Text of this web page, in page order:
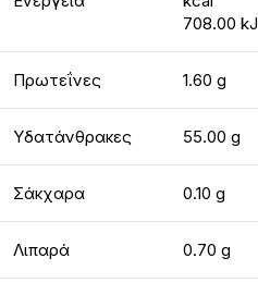
708.00 kJ
Πρωτεΐνες 1.60 g
Υδατάνθρακες 55.00 g
Σάκχαρα 0.10 g
Λιπαρά 0.70 g